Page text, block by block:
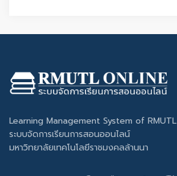
Learning Management System of RMUTL
ระบบจัดการเรียนการสอนออนไลน์
มหาวิทยาลัยเทคโนโลยีราชมงคลล้านนา